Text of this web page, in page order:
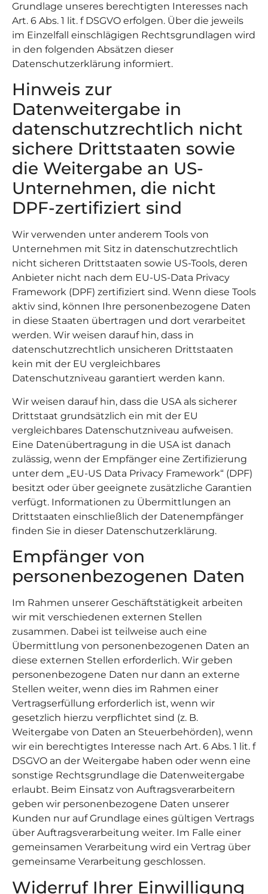
Grundlage unseres berechtigten Interesses nach
Art. 6 Abs. 1 lit. f DSGVO erfolgen. Über die jeweils
im Einzelfall einschlägigen Rechtsgrundlagen wird
in den folgenden Absätzen dieser
Datenschutzerklärung informiert.
Hinweis zur
Datenweitergabe in
datenschutzrechtlich nicht
sichere Drittstaaten sowie
die Weitergabe an US-
Unternehmen, die nicht
DPF-zertifiziert sind
Wir verwenden unter anderem Tools von
Unternehmen mit Sitz in datenschutzrechtlich
nicht sicheren Drittstaaten sowie US-Tools, deren
Anbieter nicht nach dem EU-US-Data Privacy
Framework (DPF) zertifiziert sind. Wenn diese Tools
aktiv sind, können Ihre personenbezogene Daten
in diese Staaten übertragen und dort verarbeitet
werden. Wir weisen darauf hin, dass in
datenschutzrechtlich unsicheren Drittstaaten
kein mit der EU vergleichbares
Datenschutzniveau garantiert werden kann.
Wir weisen darauf hin, dass die USA als sicherer
Drittstaat grundsätzlich ein mit der EU
vergleichbares Datenschutzniveau aufweisen.
Eine Datenübertragung in die USA ist danach
zulässig, wenn der Empfänger eine Zertifizierung
unter dem „EU-US Data Privacy Framework“ (DPF)
besitzt oder über geeignete zusätzliche Garantien
verfügt. Informationen zu Übermittlungen an
Drittstaaten einschließlich der Datenempfänger
finden Sie in dieser Datenschutzerklärung.
Empfänger von
personenbezogenen Daten
Im Rahmen unserer Geschäftstätigkeit arbeiten
wir mit verschiedenen externen Stellen
zusammen. Dabei ist teilweise auch eine
Übermittlung von personenbezogenen Daten an
diese externen Stellen erforderlich. Wir geben
personenbezogene Daten nur dann an externe
Stellen weiter, wenn dies im Rahmen einer
Vertragserfüllung erforderlich ist, wenn wir
gesetzlich hierzu verpflichtet sind (z. B.
Weitergabe von Daten an Steuerbehörden), wenn
wir ein berechtigtes Interesse nach Art. 6 Abs. 1 lit. f
DSGVO an der Weitergabe haben oder wenn eine
sonstige Rechtsgrundlage die Datenweitergabe
erlaubt. Beim Einsatz von Auftragsverarbeitern
geben wir personenbezogene Daten unserer
Kunden nur auf Grundlage eines gültigen Vertrags
über Auftragsverarbeitung weiter. Im Falle einer
gemeinsamen Verarbeitung wird ein Vertrag über
gemeinsame Verarbeitung geschlossen.
Widerruf Ihrer Einwilligung